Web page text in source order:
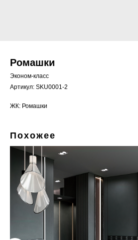
Ромашки
Эконом-класс
Артикул: SKU0001-2
ЖК: Ромашки
Похожее